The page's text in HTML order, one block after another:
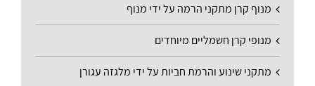
מנוף קרן מתקני הרמה על ידי מנוף
מנופי קרן חשמליים מיוחדים
מתקני שינוע והרמת חביות על ידי מלגזה עגורן